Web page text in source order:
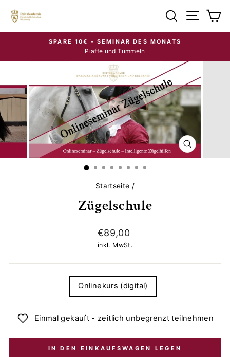
zum
Suche
Pause
Diashow
SPARE 10€ - SEMINAR DES MONATS
Piaffe und Tummeln
ESC)
Startseite /
Zügelschule
Normaler
Preis
€89,00
inkl. MwSt.
Onlinekurs (digital)
Einmal gekauft - zeitlich unbegrenzt teilnehmen
IN DEN EINKAUFSWAGEN LEGEN